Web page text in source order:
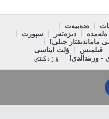
ەدەبيەت
ەلەمدە دىزەتەر
سپورت
جىلى!
قىلمىس
ۇلت ايناسى
- ورىندالدى! ٶزەكتٸ